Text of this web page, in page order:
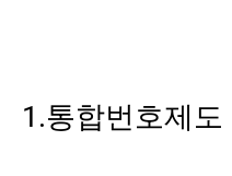
1.통합번호제도